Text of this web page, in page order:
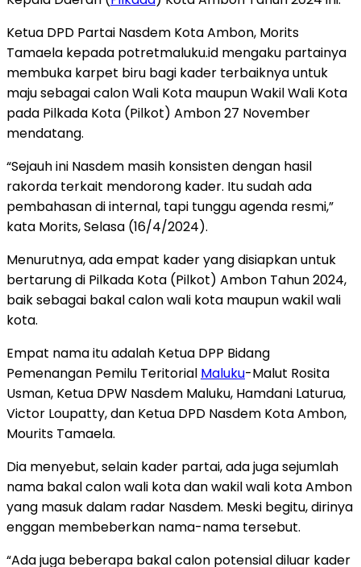
Ketua DPD Partai Nasdem Kota Ambon, Morits
Tamaela kepada potretmaluku.id mengaku partainya
membuka karpet biru bagi kader terbaiknya untuk
maju sebagai calon Wali Kota maupun Wakil Wali Kota
pada Pilkada Kota (Pilkot) Ambon 27 November
mendatang.
“Sejauh ini Nasdem masih konsisten dengan hasil
rakorda terkait mendorong kader. Itu sudah ada
pembahasan di internal, tapi tunggu agenda resmi,”
kata Morits, Selasa (16/4/2024).
Menurutnya, ada empat kader yang disiapkan untuk
bertarung di Pilkada Kota (Pilkot) Ambon Tahun 2024,
baik sebagai bakal calon wali kota maupun wakil wali
kota.
Empat nama itu adalah Ketua DPP Bidang
Pemenangan Pemilu Teritorial Maluku-Malut Rosita
Usman, Ketua DPW Nasdem Maluku, Hamdani Laturua,
Victor Loupatty, dan Ketua DPD Nasdem Kota Ambon,
Mourits Tamaela.
Dia menyebut, selain kader partai, ada juga sejumlah
nama bakal calon wali kota dan wakil wali kota Ambon
yang masuk dalam radar Nasdem. Meski begitu, dirinya
enggan membeberkan nama-nama tersebut.
“Ada juga beberapa bakal calon potensial diluar kader